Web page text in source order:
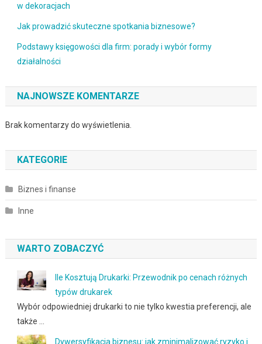
w dekoracjach
Jak prowadzić skuteczne spotkania biznesowe?
Podstawy księgowości dla firm: porady i wybór formy
działalności
NAJNOWSZE KOMENTARZE
Brak komentarzy do wyświetlenia.
KATEGORIE
Biznes i finanse
Inne
WARTO ZOBACZYĆ
Ile Kosztują Drukarki: Przewodnik po cenach różnych
typów drukarek
Wybór odpowiedniej drukarki to nie tylko kwestia preferencji, ale
także …
Dywersyfikacja biznesu: jak zminimalizować ryzyko i